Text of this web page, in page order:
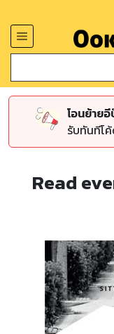
โอนย้าย
รับทันทีโ
Read